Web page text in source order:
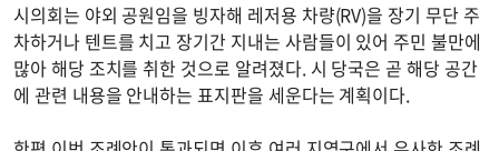
시의회는 야외 공원임을 빙자해 레저용 차량(RV)을 장기 무단 주
차하거나 텐트를 치고 장기간 지내는 사람들이 있어 주민 불만에
많아 해당 조치를 취한 것으로 알려졌다. 시 당국은 곧 해당 공간
에 관련 내용을 안내하는 표지판을 세운다는 계획이다.